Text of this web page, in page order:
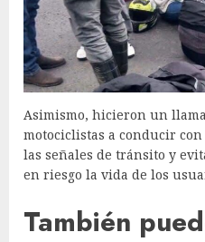
Asimismo, hicieron un
motociclistas a conducir
las señales de tránsito y
en riesgo la vida de los
También